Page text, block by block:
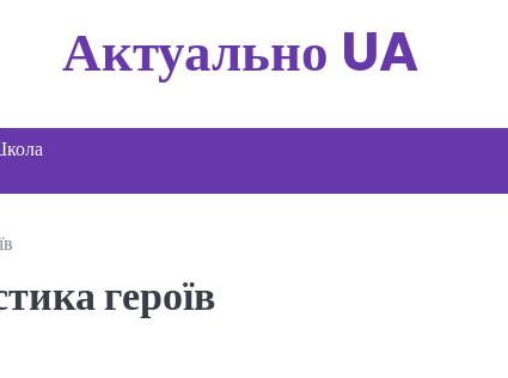
Актуально UA
героїв